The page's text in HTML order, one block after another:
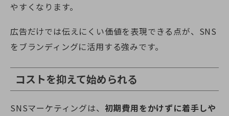
やすくなります。
広告だけでは伝えにくい価値を表現できる点が、SNS
をブランディングに活用する強みです。
コストを抑えて始められる
SNSマーケティングは、 初期費用をかけずに着手しや